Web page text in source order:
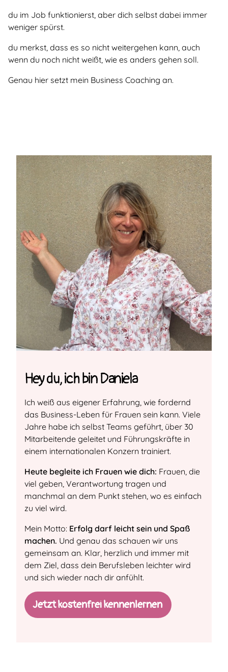
du im Job funktionierst, aber dich selbst dabei immer
weniger spürst.
du merkst, dass es so nicht weitergehen kann, auch
wenn du noch nicht weißt, wie es anders gehen soll.
Genau hier setzt mein Business Coaching an.
Hey du, ich bin Daniela
Ich weiß aus eigener Erfahrung, wie fordernd
das Business-Leben für Frauen sein kann. Viele
Jahre habe ich selbst Teams geführt, über 30
Mitarbeitende geleitet und Führungskräfte in
einem internationalen Konzern trainiert.
Heute begleite ich Frauen wie dich: Frauen, die
viel geben, Verantwortung tragen und
manchmal an dem Punkt stehen, wo es einfach
zu viel wird.
Mein Motto: Erfolg darf leicht sein und Spaß
machen. Und genau das schauen wir uns
gemeinsam an. Klar, herzlich und immer mit
dem Ziel, dass dein Berufsleben leichter wird
und sich wieder nach dir anfühlt.
Jetzt kostenfrei kennenlernen